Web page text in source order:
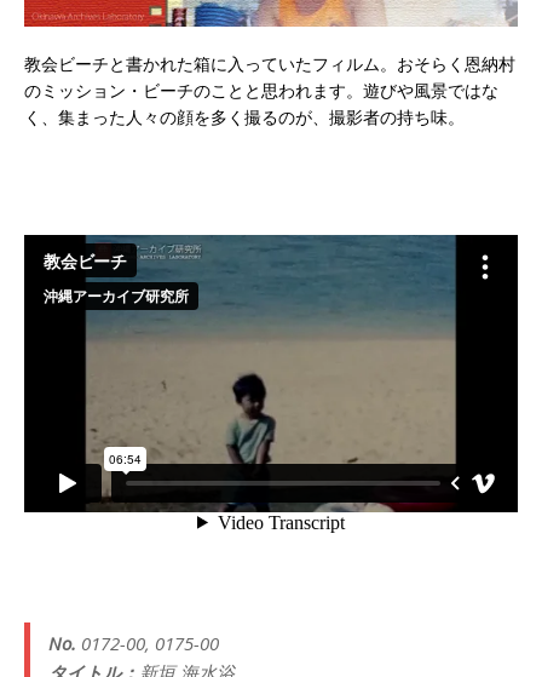
教会ビーチと書かれた箱に入っていたフィルム。おそらく恩納村
のミッション・ビーチのことと思われます。遊びや風景ではな
く、集まった人々の顔を多く撮るのが、撮影者の持ち味。
No. 0172-00, 0175-00